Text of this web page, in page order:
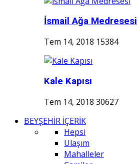
İsmail Ağa Medresesi
Tem 14, 2018 15384
Kale Kapısı
Tem 14, 2018 30627
BEYŞEHİR İÇERİK
Hepsi
Ulaşım
Mahalleler